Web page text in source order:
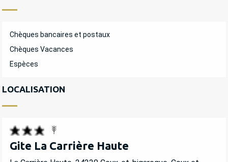
Chèques bancaires et postaux
Chèques Vacances
Espèces
LOCALISATION
Gite La Carrière Haute